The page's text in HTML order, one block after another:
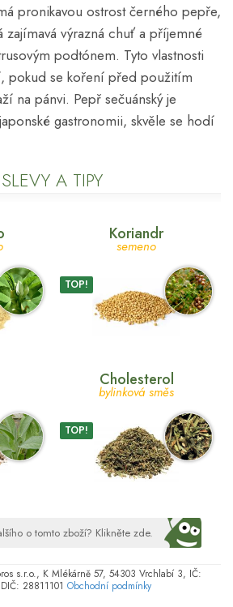
pronikavou ostrost černého pepře,
zajímavá výrazná chuť a příjemné
podtónem. Tyto vlastnosti
pokud se koření před použitím
na pánvi. Pepř sečuánský je
gastronomii, skvěle se hodí
SLEVY A TIPY
Koriandr
semeno
TOP!
Cholesterol
bylinková směs
TOP!
o tomto zboží? Klikněte zde.
s.r.o., K Mlékárně 57, 54303 Vrchlabí 3, IČ:
28811101 Obchodní podmínky